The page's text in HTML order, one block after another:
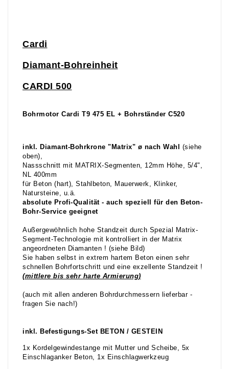
Cardi
Diamant-Bohreinheit
CARDI 500
Bohrmotor Cardi T9 475 EL + Bohrständer C520
inkl. Diamant-Bohrkrone "Matrix" ø nach Wahl
(siehe
oben),
Nassschnitt mit MATRIX-Segmenten, 12mm Höhe, 5/4",
NL 400mm
für Beton (hart), Stahlbeton, Mauerwerk, Klinker,
Natursteine, u.ä.
absolute Profi-Qualität - auch speziell für den Beton-
Bohr-Service geeignet
Außergewöhnlich hohe Standzeit durch Spezial Matrix-
Segment-Technologie mit kontrolliert in der Matrix
angeordneten Diamanten ! (siehe Bild)
Sie haben selbst in extrem hartem Beton einen sehr
schnellen Bohrfortschritt und eine exzellente Standzeit !
(mittlere bis sehr harte Armierung)
(auch mit allen anderen Bohrdurchmessern lieferbar -
fragen Sie nach!)
inkl. Befestigungs-Set BETON / GESTEIN
1x Kordelgewindestange mit Mutter und Scheibe, 5x
Einschlaganker Beton, 1x Einschlagwerkzeug